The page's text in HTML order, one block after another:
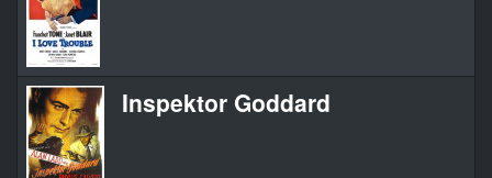
Inspektor Goddard